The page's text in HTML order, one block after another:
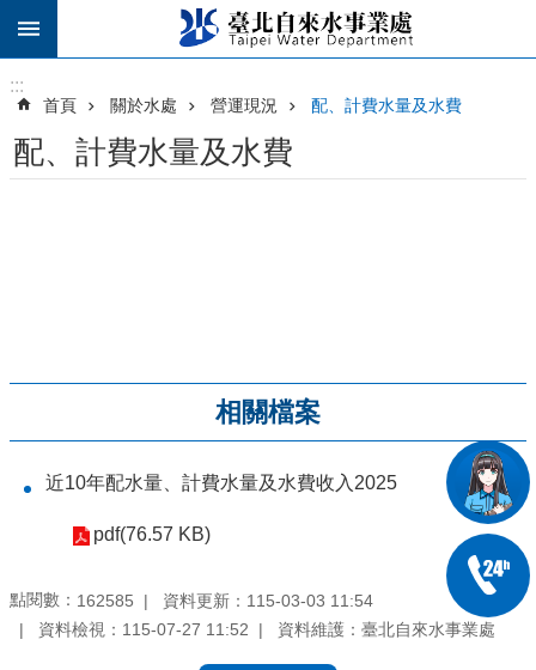
跳到主要內容區塊
:::
首頁 關於水處 營運現況 配、計費水量及水費
配、計費水量及水費
相關檔案
近10年配水量、計費水量及水費收入2025
pdf(76.57 KB)
點閱數： 162585 資料更新： 115-03-03 11:54
資料檢視： 115-07-27 11:52 資料維護： 臺北自來水事業處